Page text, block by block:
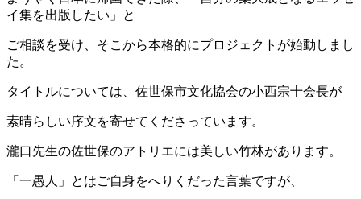
イ集を出版したい」と
ご相談を受け、そこから本格的にプロジェクトが始動しまし
た。
タイトルについては、佐世保市文化協会の小西宗十会長が
素晴らしい序文を寄せてくださっています。
瀧口先生の佐世保のアトリエには美しい竹林があります。
「一愚人」とはご自身をへりくだった言葉ですが、